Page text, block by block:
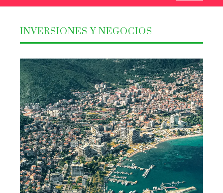
INVERSIONES Y NEGOCIOS